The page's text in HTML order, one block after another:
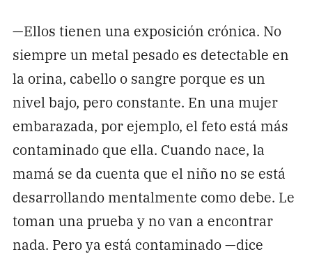
—Ellos tienen una exposición crónica. No
siempre un metal pesado es detectable en
la orina, cabello o sangre porque es un
nivel bajo, pero constante. En una mujer
embarazada, por ejemplo, el feto está más
contaminado que ella. Cuando nace, la
mamá se da cuenta que el niño no se está
desarrollando mentalmente como debe. Le
toman una prueba y no van a encontrar
nada. Pero ya está contaminado —dice